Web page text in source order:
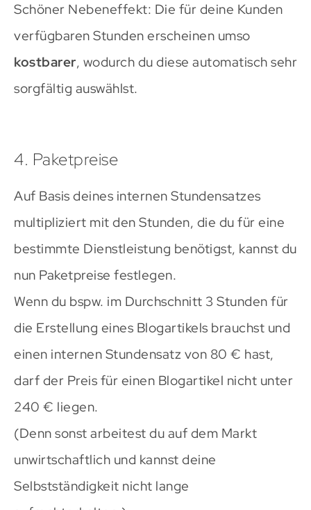
Schöner Nebeneffekt: Die für deine Kunden
verfügbaren Stunden erscheinen umso
kostbarer, wodurch du diese automatisch sehr
sorgfältig auswählst.
4. Paketpreise
Auf Basis deines internen Stundensatzes
multipliziert mit den Stunden, die du für eine
bestimmte Dienstleistung benötigst, kannst du
nun Paketpreise festlegen.
Wenn du bspw. im Durchschnitt 3 Stunden für
die Erstellung eines Blogartikels brauchst und
einen internen Stundensatz von 80 € hast,
darf der Preis für einen Blogartikel nicht unter
240 € liegen.
(Denn sonst arbeitest du auf dem Markt
unwirtschaftlich und kannst deine
Selbstständigkeit nicht lange